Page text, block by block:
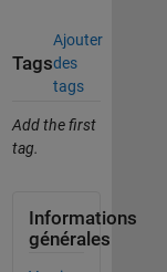
Tags
Ajouter
des
tags
Add the first
tag.
Informations
générales